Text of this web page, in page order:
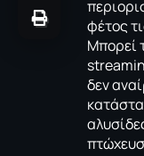
φέτος
Μπορεί
δεν